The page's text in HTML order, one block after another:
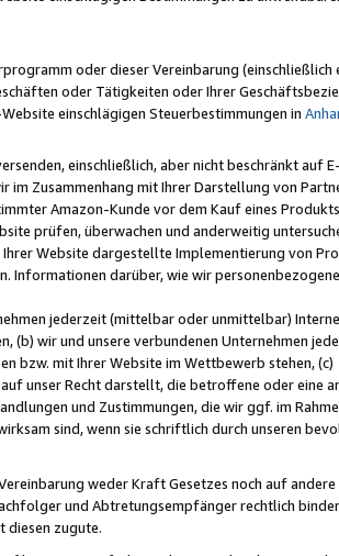
oder dieser Vereinbarung (einschließlich
oder Tätigkeiten oder Ihrer
einschlägigen Steuerbestimmungen in
einschließlich, aber nicht beschränkt auf
Zusammenhang mit Ihrer Darstellung von
Amazon-Kunde vor dem Kauf eines
prüfen, überwachen und anderweitig
Website dargestellte Implementierung von
darüber, wie wir
jederzeit (mittelbar oder unmittelbar)
(b) wir und unsere verbundenen Unternehmen
mit Ihrer Website im Wettbewerb stehen, (c)
unser Recht darstellt, die betroffene oder eine
und Zustimmungen, die wir ggf. im
sind, wenn sie schriftlich durch unseren
weder Kraft Gesetzes noch auf
und Abtretungsempfänger rechtlich
diesen zugute.